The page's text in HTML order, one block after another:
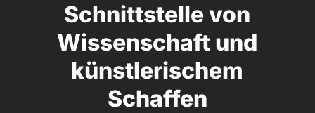
Schnittstelle von
Wissenschaft und
künstlerischem
Schaffen